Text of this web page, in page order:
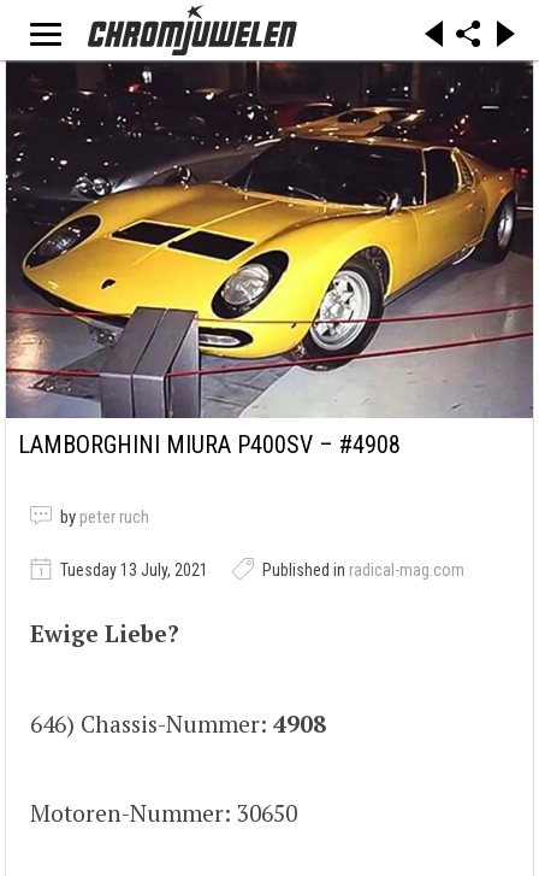
LAMBORGHINI MIURA P400SV – #4908
by peter ruch
Tuesday 13 July, 2021 Published in radical-mag.com
Ewige Liebe?
646) Chassis-Nummer: 4908
Motoren-Nummer: 30650